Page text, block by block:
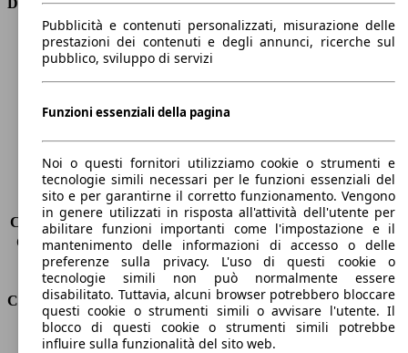
Lunghezza
4820 mm
Altezza
1800 mm
Larghezza
1940 mm
Peso massimo
3050 kg
Carico massimo
585 kg
Porte
5
Sedili
5
Carico sul tetto
-
Capacità di traino (senza freni) -
Capacità di traino (con freni)
2000 kg
Volume del bagagliaio
480 - 1800 l
Consumi
Emissioni di CO2*
78 g/km (komb.)
Pubblicità e contenuti personalizzati, misurazione delle
prestazioni dei contenuti e degli annunci, ricerche sul
pubblico, sviluppo di servizi
Funzioni essenziali della pagina
Noi o questi fornitori utilizziamo cookie o strumenti e
tecnologie simili necessari per le funzioni essenziali del
sito e per garantirne il corretto funzionamento. Vengono
in genere utilizzati in risposta all'attività dell'utente per
abilitare funzioni importanti come l'impostazione e il
mantenimento delle informazioni di accesso o delle
preferenze sulla privacy. L'uso di questi cookie o
tecnologie simili non può normalmente essere
disabilitato. Tuttavia, alcuni browser potrebbero bloccare
questi cookie o strumenti simili o avvisare l'utente. Il
blocco di questi cookie o strumenti simili potrebbe
influire sulla funzionalità del sito web.